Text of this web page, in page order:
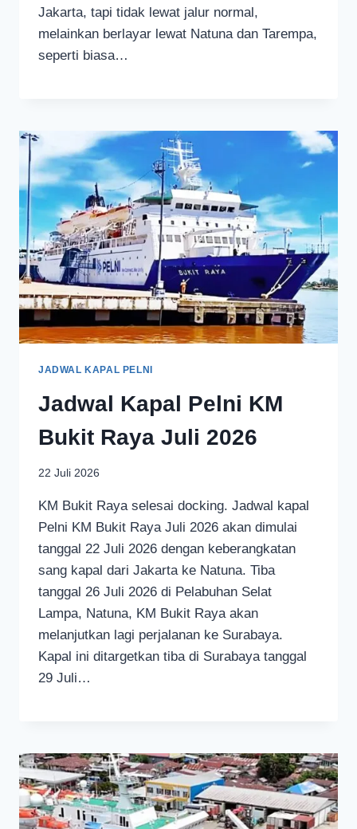
Jakarta, tapi tidak lewat jalur normal,
melainkan berlayar lewat Natuna dan Tarempa,
seperti biasa…
JADWAL KAPAL PELNI
Jadwal Kapal Pelni KM
Bukit Raya Juli 2026
22 Juli 2026
KM Bukit Raya selesai docking. Jadwal kapal
Pelni KM Bukit Raya Juli 2026 akan dimulai
tanggal 22 Juli 2026 dengan keberangkatan
sang kapal dari Jakarta ke Natuna. Tiba
tanggal 26 Juli 2026 di Pelabuhan Selat
Lampa, Natuna, KM Bukit Raya akan
melanjutkan lagi perjalanan ke Surabaya.
Kapal ini ditargetkan tiba di Surabaya tanggal
29 Juli…